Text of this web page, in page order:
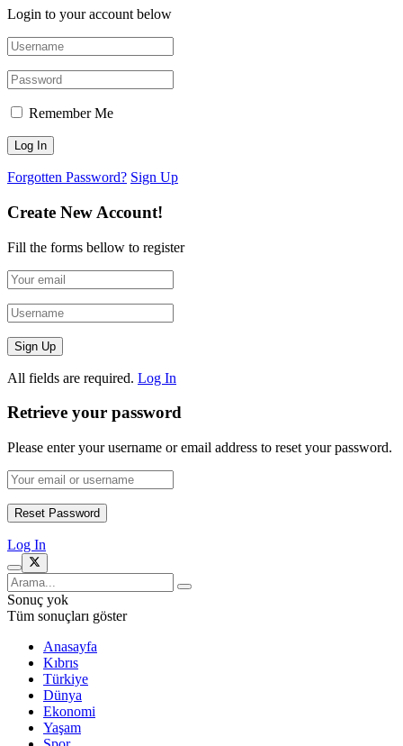
Login to your account below
Remember Me
Forgotten Password? Sign Up
Create New Account!
Fill the forms bellow to register
All fields are required. Log In
Retrieve your password
Please enter your username or email address to reset your password.
Log In
Sonuç yok
Tüm sonuçları göster
Anasayfa
Kıbrıs
Türkiye
Dünya
Ekonomi
Yaşam